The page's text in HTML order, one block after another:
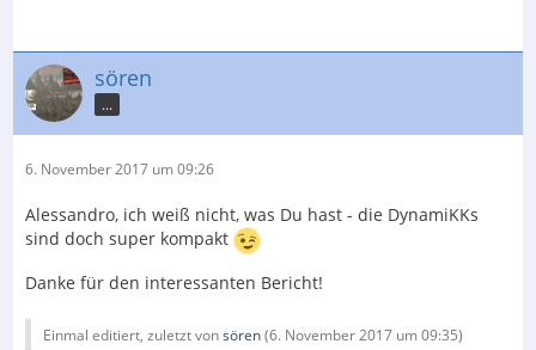
sören
...
6. November 2017 um 09:26
Alessandro, ich weiß nicht, was Du hast - die DynamiKKs
sind doch super kompakt
Danke für den interessanten Bericht!
Einmal editiert, zuletzt vonsören(6. November 2017 um 09:35)